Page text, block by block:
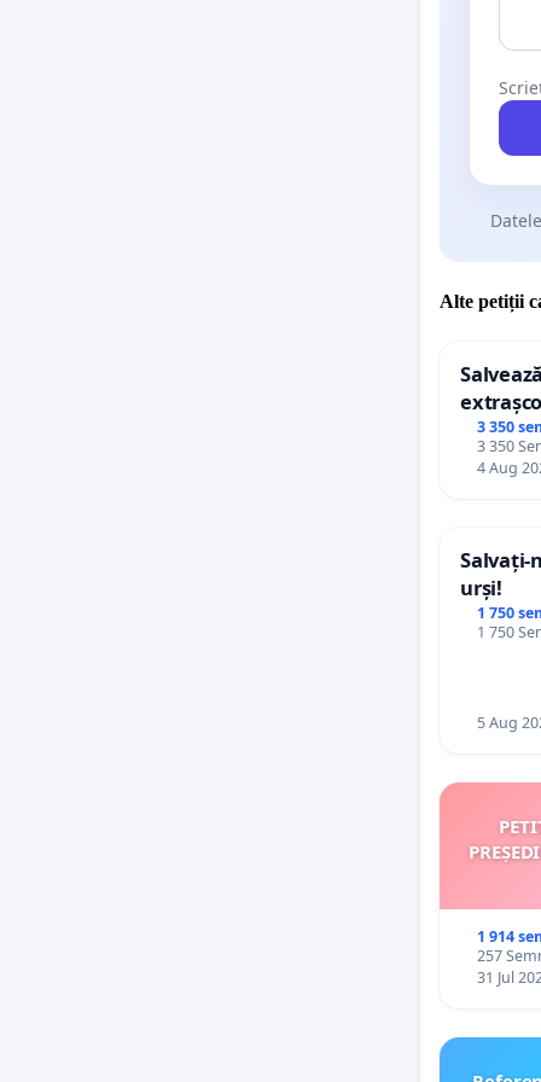
Alte petiții
3 350
3 350
4 Aug
Salvați-
urși!
1 750
1 750
5 Aug
1 914
257
31 Jul